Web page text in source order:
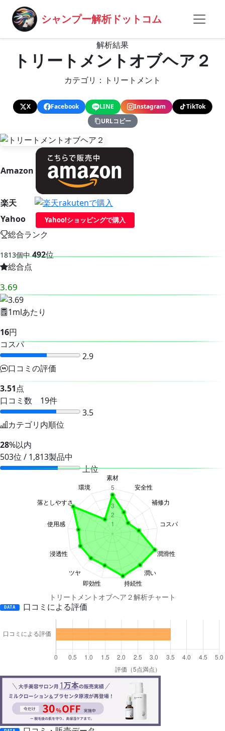
シャンプー解析ドットコム
解析結果
トリートメントオブヘア２
カテゴリ：トリートメント
X Facebook LINE Instagram
TikTok
URLコピー
Amazon
楽天
Yahoo
Yahoo!ショッピングで購入
総合ランク
1813個中 492位
総合点
3.69
1mlあたり
16円
コスパ
2.9
口コミの評価
3.51点
口コミ数 19件
3.5
カテゴリ内順位
28%以内
503位 / 1,813製品中
上位
トリートメントオブヘア２解析チャート
DATA 口コミによる評価